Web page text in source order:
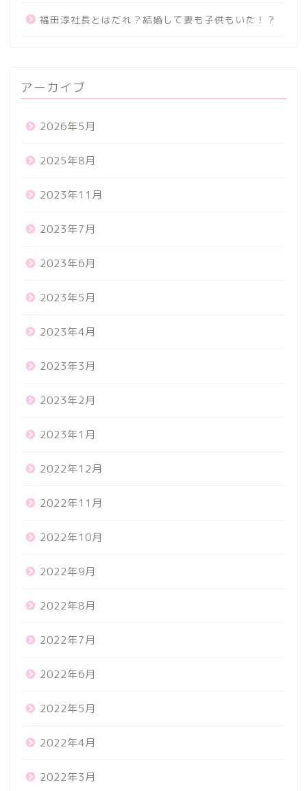
福田淳社長とはだれ？結婚して妻も子供もいた！？
アーカイブ
2026年5月
2025年8月
2023年11月
2023年7月
2023年6月
2023年5月
2023年4月
2023年3月
2023年2月
2023年1月
2022年12月
2022年11月
2022年10月
2022年9月
2022年8月
2022年7月
2022年6月
2022年5月
2022年4月
2022年3月